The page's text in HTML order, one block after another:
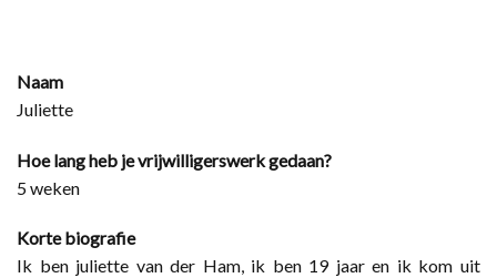
Naam
Juliette
Hoe lang heb je vrijwilligerswerk gedaan?
5 weken
Korte biografie
Ik ben juliette van der Ham, ik ben 19 jaar en ik kom uit